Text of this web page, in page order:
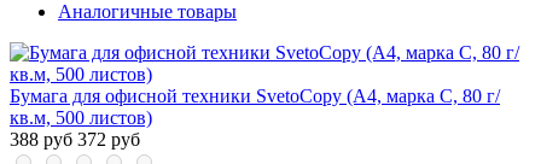
Аналогичные товары
Бумага для офисной техники SvetoCopy (A4, марка C, 80 г/
кв.м, 500 листов)
388 руб 372 руб